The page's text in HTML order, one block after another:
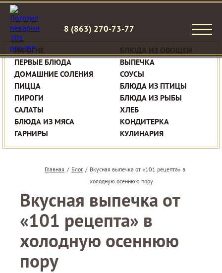
8 (863) 270-73-77
НА ОГНЕ
ПЕРВЫЕ БЛЮДА
ДОМАШНИЕ СОЛЕНИЯ
ПИЦЦА
ПИРОГИ
САЛАТЫ
БЛЮДА ИЗ МЯСА
ГАРНИРЫ
ВЫПЕЧКА
СОУСЫ
БЛЮДА ИЗ ПТИЦЫ
БЛЮДА ИЗ РЫБЫ
ХЛЕБ
КОНДИТЕРКА
КУЛИНАРИЯ
Главная / Блог / Вкусная выпечка от «101 рецепта» в
холодную осеннюю пору
Вкусная выпечка от
«101 рецепта» в
холодную осеннюю
пору